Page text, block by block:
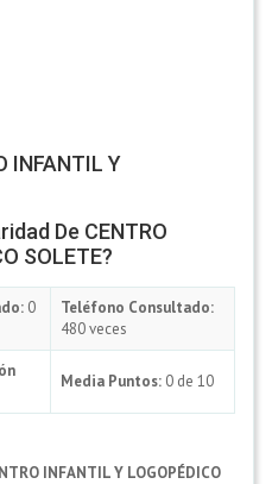
INFANTIL Y
De CENTRO
SOLETE?
0
Teléfono Consultado:
480 veces
Media Puntos: 0 de 10
INFANTIL Y LOGOPÉDICO